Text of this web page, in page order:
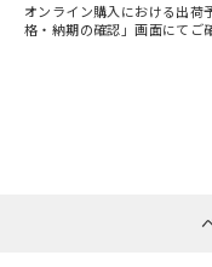
オンライン購入における出荷
格・納期の確認」画面にてご